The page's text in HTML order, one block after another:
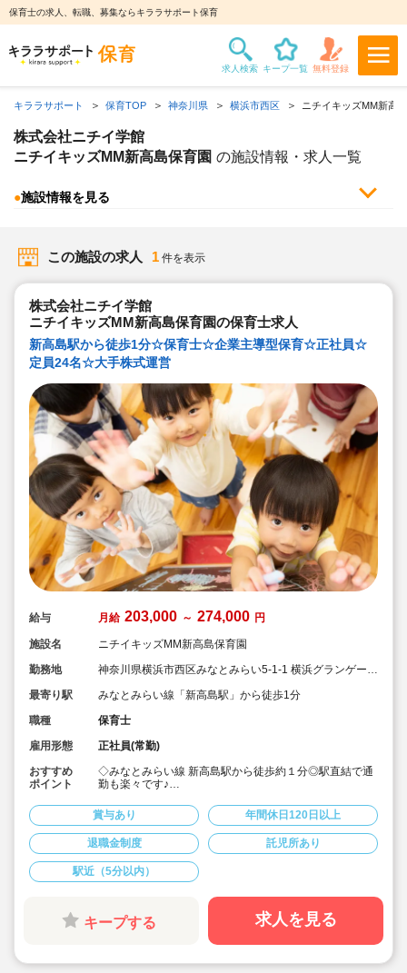
保育士の求人、転職、募集ならキララサポート保育
キララサポート 保育TOP 神奈川県 横浜市西区 ニチイキッズMM新高
株式会社ニチイ学館
ニチイキッズMM新高島保育園 の施設情報・求人一覧
●施設情報を見る
この施設の求人 1 件を表示
株式会社ニチイ学館
ニチイキッズMM新高島保育園の保育士求人
新高島駅から徒歩1分☆保育士☆企業主導型保育☆正社員☆
定員24名☆大手株式運営
給与 月給 203,000 ～ 274,000 円
施設名
ニチイキッズMM新高島保育園
勤務地
神奈川県横浜市西区みなとみらい5-1-1 横浜グランゲート
最寄り駅
みなとみらい線「新高島駅」から徒歩1分
職種
保育士
雇用形態
正社員(常勤)
おすすめ
ポイント
◇みなとみらい線 新高島駅から徒歩約１分◎駅直結で通
勤も楽々です♪
◇広くて明るいところがポイントです。保育室から園児
用トイレ、厨房等との動線も良く、働きやすい環境で
す。
◇年間休日121日、退職金制度あり！充実の福利厚生で
す♪持ち帰り残業は一切ありません。
◇お散歩や外遊びはもちろん、地域との交流、リトミッ
ク、英語講師を招いてのコミュニケーション、クッキン
グ保育など多彩な保育を実践しています！
賞与あり 年間休日120日以上
退職金制度 託児所あり
駅近（5分以内）
キープする 求人を見る